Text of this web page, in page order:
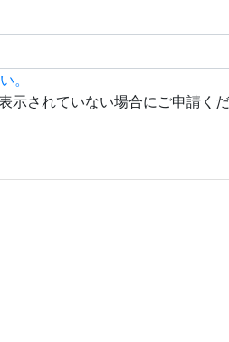
。
示されていない場合にご申請く